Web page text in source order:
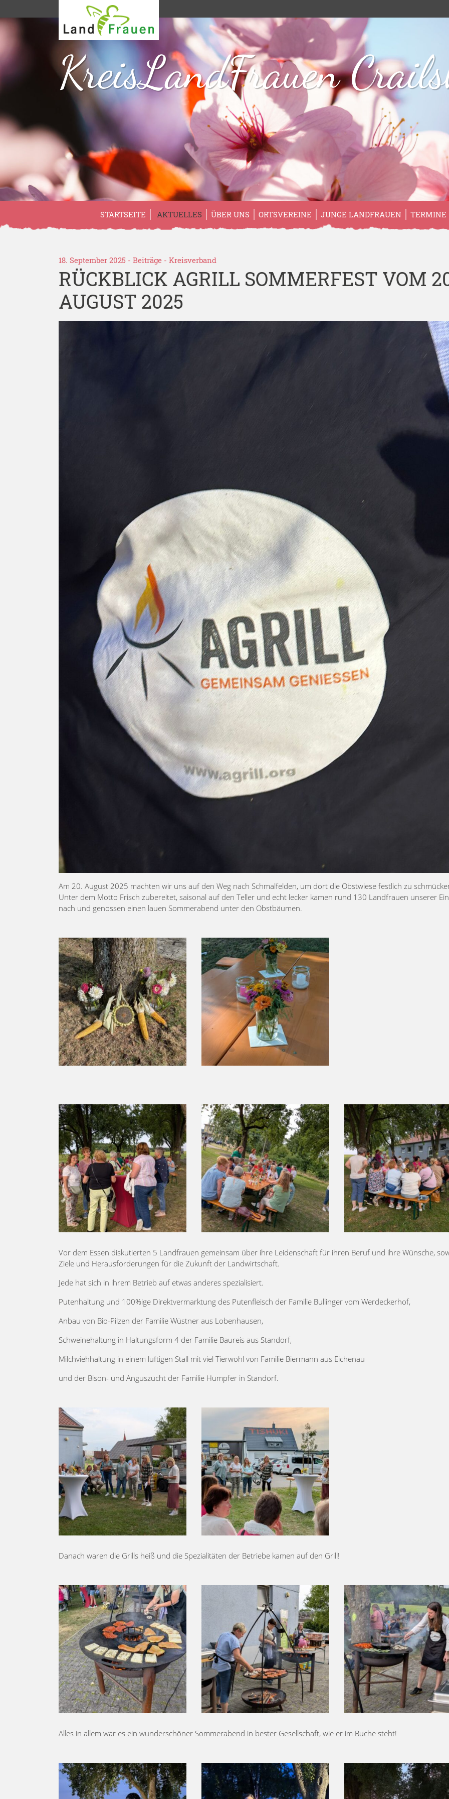
KreisLandFrauen
STARTSEITE AKTUELLES ÜBER UNS ORTSVEREINE JUNGE LANDFRAUEN TERMINE
18. September 2025 - Beiträge - Kreisverband
RÜCKBLICK AGRILL SOMMERFEST VOM
AUGUST 2025
Am 20. August 2025 machten wir uns auf den Weg nach Schmalfelden, um dort die Obstwiese festlich zu
Unter dem Motto Frisch zubereitet, saisonal auf den Teller und echt lecker kamen rund 130 Landfrauen unserer
nach und genossen einen lauen Sommerabend unter den Obstbäumen.
Vor dem Essen diskutierten 5 Landfrauen gemeinsam über ihre Leidenschaft für ihren Beruf und ihre Wünsche,
Ziele und Herausforderungen für die Zukunft der Landwirtschaft.
Jede hat sich in ihrem Betrieb auf etwas anderes spezialisiert.
Putenhaltung und 100%ige Direktvermarktung des Putenfleisch der Familie Bullinger vom Werdeckerhof,
Anbau von Bio-Pilzen der Familie Wüstner aus Lobenhausen,
Schweinehaltung in Haltungsform 4 der Familie Baureis aus Standorf,
Milchviehhaltung in einem luftigen Stall mit viel Tierwohl von Familie Biermann aus Eichenau
und der Bison- und Anguszucht der Familie Humpfer in Standorf.
Danach waren die Grills heiß und die Spezialitäten der Betriebe kamen auf den Grill!
Alles in allem war es ein wunderschöner Sommerabend in bester Gesellschaft, wie er im Buche steht!